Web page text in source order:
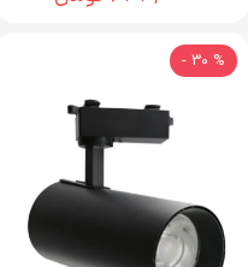
% 30 -